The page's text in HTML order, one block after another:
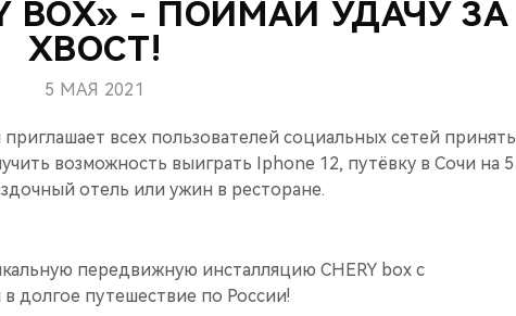
BOX» - ПОЙМАЙ УДАЧУ ЗА
ХВОСТ!
5 МАЯ 2021
всех пользователей социальных сетей принять
возможность выиграть Iphone 12, путёвку в Сочи на 5
отель или ужин в ресторане.
передвижную инсталляцию CHERY box с
долгое путешествие по России!